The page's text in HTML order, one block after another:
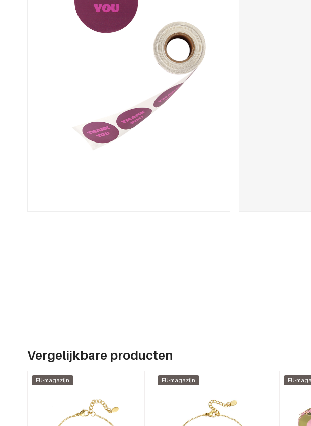
Vergelijkbare producten
EU-magazijn EU-magazijn EU-